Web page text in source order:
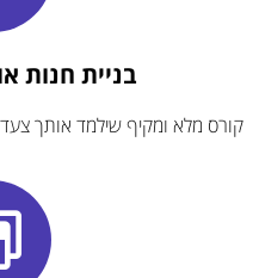
בניית חנות
קורס מלא ומקיף שילמד אותך